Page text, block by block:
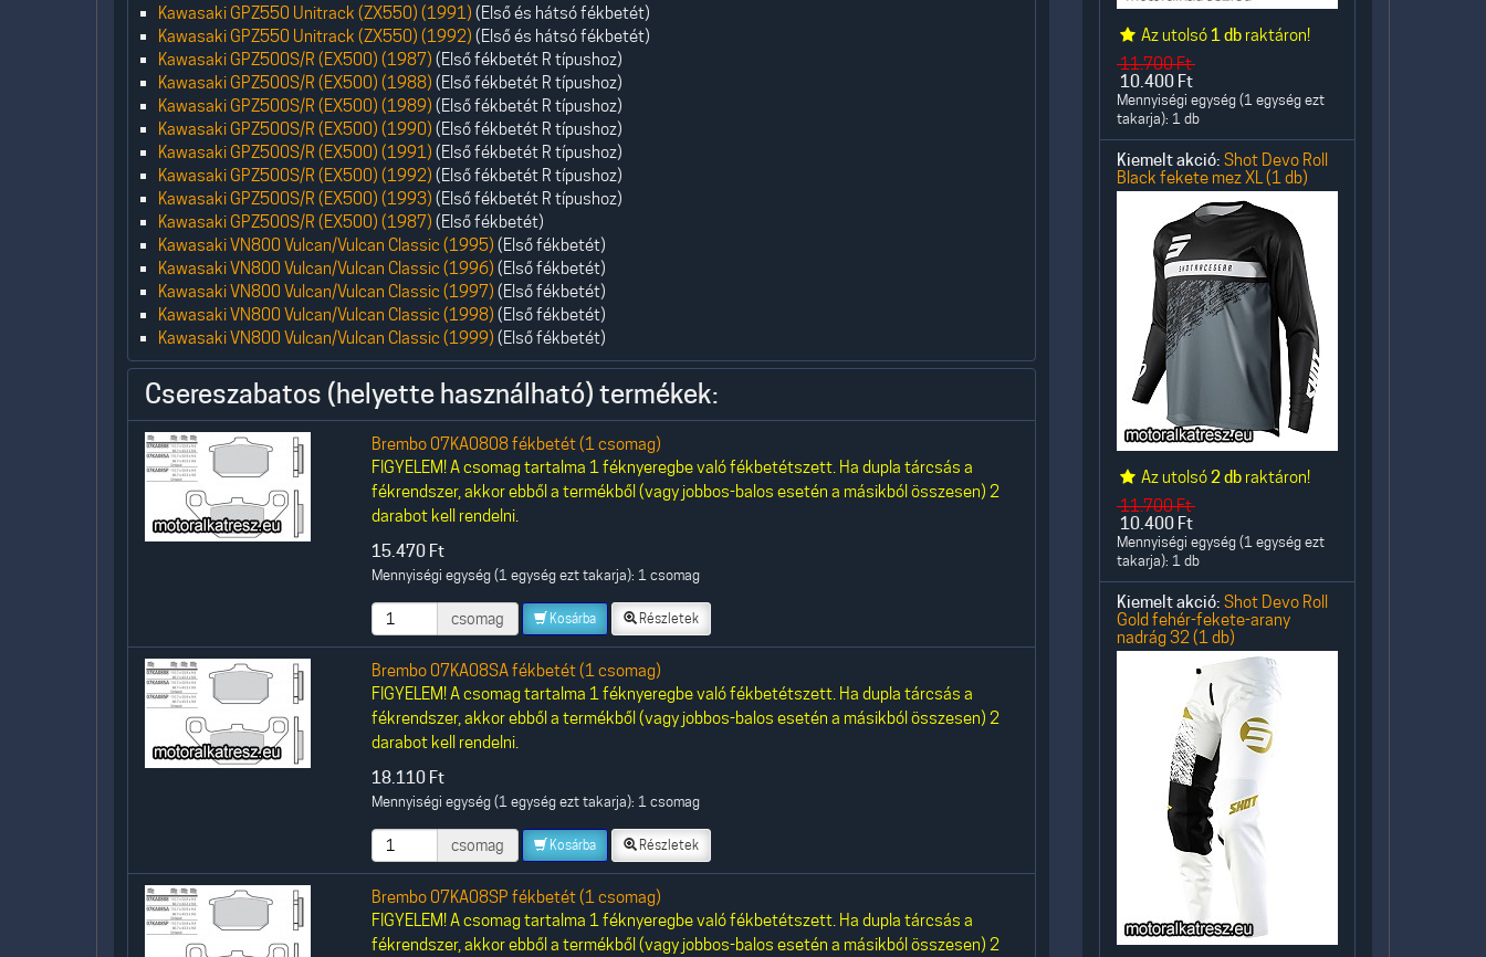
Kawasaki GPZ550 Unitrack (ZX550) (1991) (Első és hátsó fékbetét)
Kawasaki GPZ550 Unitrack (ZX550) (1992) (Első és hátsó fékbetét)
Kawasaki GPZ500S/R (EX500) (1987) (Első fékbetét R típushoz)
Kawasaki GPZ500S/R (EX500) (1988) (Első fékbetét R típushoz)
Kawasaki GPZ500S/R (EX500) (1989) (Első fékbetét R típushoz)
Kawasaki GPZ500S/R (EX500) (1990) (Első fékbetét R típushoz)
Kawasaki GPZ500S/R (EX500) (1991) (Első fékbetét R típushoz)
Kawasaki GPZ500S/R (EX500) (1992) (Első fékbetét R típushoz)
Kawasaki GPZ500S/R (EX500) (1993) (Első fékbetét R típushoz)
Kawasaki GPZ500S/R (EX500) (1987) (Első fékbetét)
Kawasaki VN800 Vulcan/Vulcan Classic (1995) (Első fékbetét)
Kawasaki VN800 Vulcan/Vulcan Classic (1996) (Első fékbetét)
Kawasaki VN800 Vulcan/Vulcan Classic (1997) (Első fékbetét)
Kawasaki VN800 Vulcan/Vulcan Classic (1998) (Első fékbetét)
Kawasaki VN800 Vulcan/Vulcan Classic (1999) (Első fékbetét)
Csereszabatos (helyette használható) termékek:
Brembo 07KA0808 fékbetét (1 csomag)
FIGYELEM! A csomag tartalma 1 féknyeregbe való fékbetétszett. Ha dupla tárcsás a
fékrendszer, akkor ebből a termékből (vagy jobbos-balos esetén a másikból összesen) 2
darabot kell rendelni.
15.470 Ft
Mennyiségi egység (1 egység ezt takarja): 1 csomag
csomag Kosárba Részletek
Brembo 07KA08SA fékbetét (1 csomag)
FIGYELEM! A csomag tartalma 1 féknyeregbe való fékbetétszett. Ha dupla tárcsás a
fékrendszer, akkor ebből a termékből (vagy jobbos-balos esetén a másikból összesen) 2
darabot kell rendelni.
18.110 Ft
Mennyiségi egység (1 egység ezt takarja): 1 csomag
csomag Kosárba Részletek
Brembo 07KA08SP fékbetét (1 csomag)
FIGYELEM! A csomag tartalma 1 féknyeregbe való fékbetétszett. Ha dupla tárcsás a
fékrendszer, akkor ebből a termékből (vagy jobbos-balos esetén a másikból összesen) 2
Az utolsó 1 db raktáron!
11.700Ft
10.400 Ft
Mennyiségi egység (1 egység ezt
takarja): 1 db
Kiemelt akció: Shot Devo Roll
Black fekete mez XL (1 db)
Az utolsó2 db raktáron!
11.700Ft
10.400 Ft
Mennyiségi egység (1 egység ezt
takarja): 1 db
Kiemelt akció: Shot Devo Roll
Gold fehér-fekete-arany
nadrág 32 (1 db)